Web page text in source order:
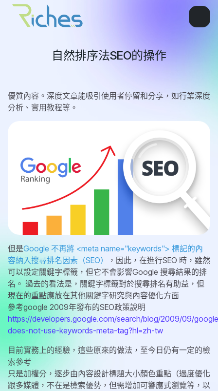
自然排序法SEO的操作
優質內容。深度文章能吸引使用者停留和分享，如行業深度
分析、實用教程等。
但是Google 不再將 <meta name="keywords"> 標記的內
容納入搜尋排名因素（SEO）
，因此，在進行SEO 時，雖然
可以設定關鍵字標籤，但它不會影響Google 搜尋結果的排
名。 過去的看法是，關鍵字標籤對於搜尋排名有助益，但
現在的重點應放在其他關鍵字研究與內容優化方面
參考google 2009年發布的SEO政策說明
https://developers.google.com/search/blog/2009/09/
does-not-use-keywords-meta-tag?hl=zh-tw
目前實務上的經驗，這些原來的做法，至今日仍有一定的檢
索參考
只是加權分，逐步由內容設計標題大小顏色重點（過度優化
跟多媒體，不在是檢索優勢，但需增加可響應式瀏覽等，以